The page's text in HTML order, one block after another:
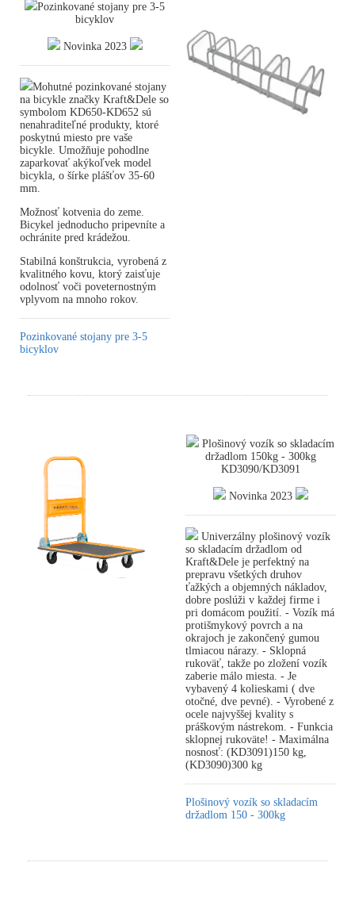
Pozinkované stojany pre 3-5
bicyklov
Novinka 2023
Mohutné pozinkované stojany
na bicykle značky Kraft&Dele so
symbolom KD650-KD652 sú
nenahraditeľné produkty, ktoré
poskytnú miesto pre vaše
bicykle. Umožňuje pohodlne
zaparkovať akýkoľvek model
bicykla, o šírke plášťov 35-60
mm.
Možnosť kotvenia do zeme.
Bicykel jednoducho pripevníte a
ochránite pred krádežou.
Stabilná konštrukcia, vyrobená z
kvalitného kovu, ktorý zaisťuje
odolnosť voči poveternostným
vplyvom na mnoho rokov.
Pozinkované stojany pre 3-5
bicyklov
Plošinový vozík so skladacím
držadlom 150kg - 300kg
KD3090/KD3091
Novinka 2023
Univerzálny plošinový vozík
so skladacím držadlom od
Kraft&Dele je perfektný na
prepravu všetkých druhov
ťažkých a objemných nákladov,
dobre poslúži v každej firme i
pri domácom použití. - Vozík má
protišmykový povrch a na
okrajoch je zakončený gumou
tlmiacou nárazy. - Sklopná
rukoväť, takže po zložení vozík
zaberie málo miesta. - Je
vybavený 4 kolieskami ( dve
otočné, dve pevné). - Vyrobené z
ocele najvyššej kvality s
práškovým nástrekom. - Funkcia
sklopnej rukoväte! - Maximálna
nosnosť: (KD3091)150 kg,
(KD3090)300 kg
Plošinový vozík so skladacím
držadlom 150 - 300kg